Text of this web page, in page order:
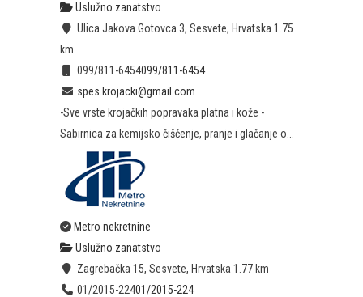
Uslužno zanatstvo
Ulica Jakova Gotovca 3, Sesvete, Hrvatska 1.75
km
099/811-6454099/811-6454
spes.krojacki@gmail.com
-Sve vrste krojačkih popravaka platna i kože -
Sabirnica za kemijsko čišćenje, pranje i glačanje o...
Metro nekretnine
Uslužno zanatstvo
Zagrebačka 15, Sesvete, Hrvatska 1.77 km
01/2015-22401/2015-224